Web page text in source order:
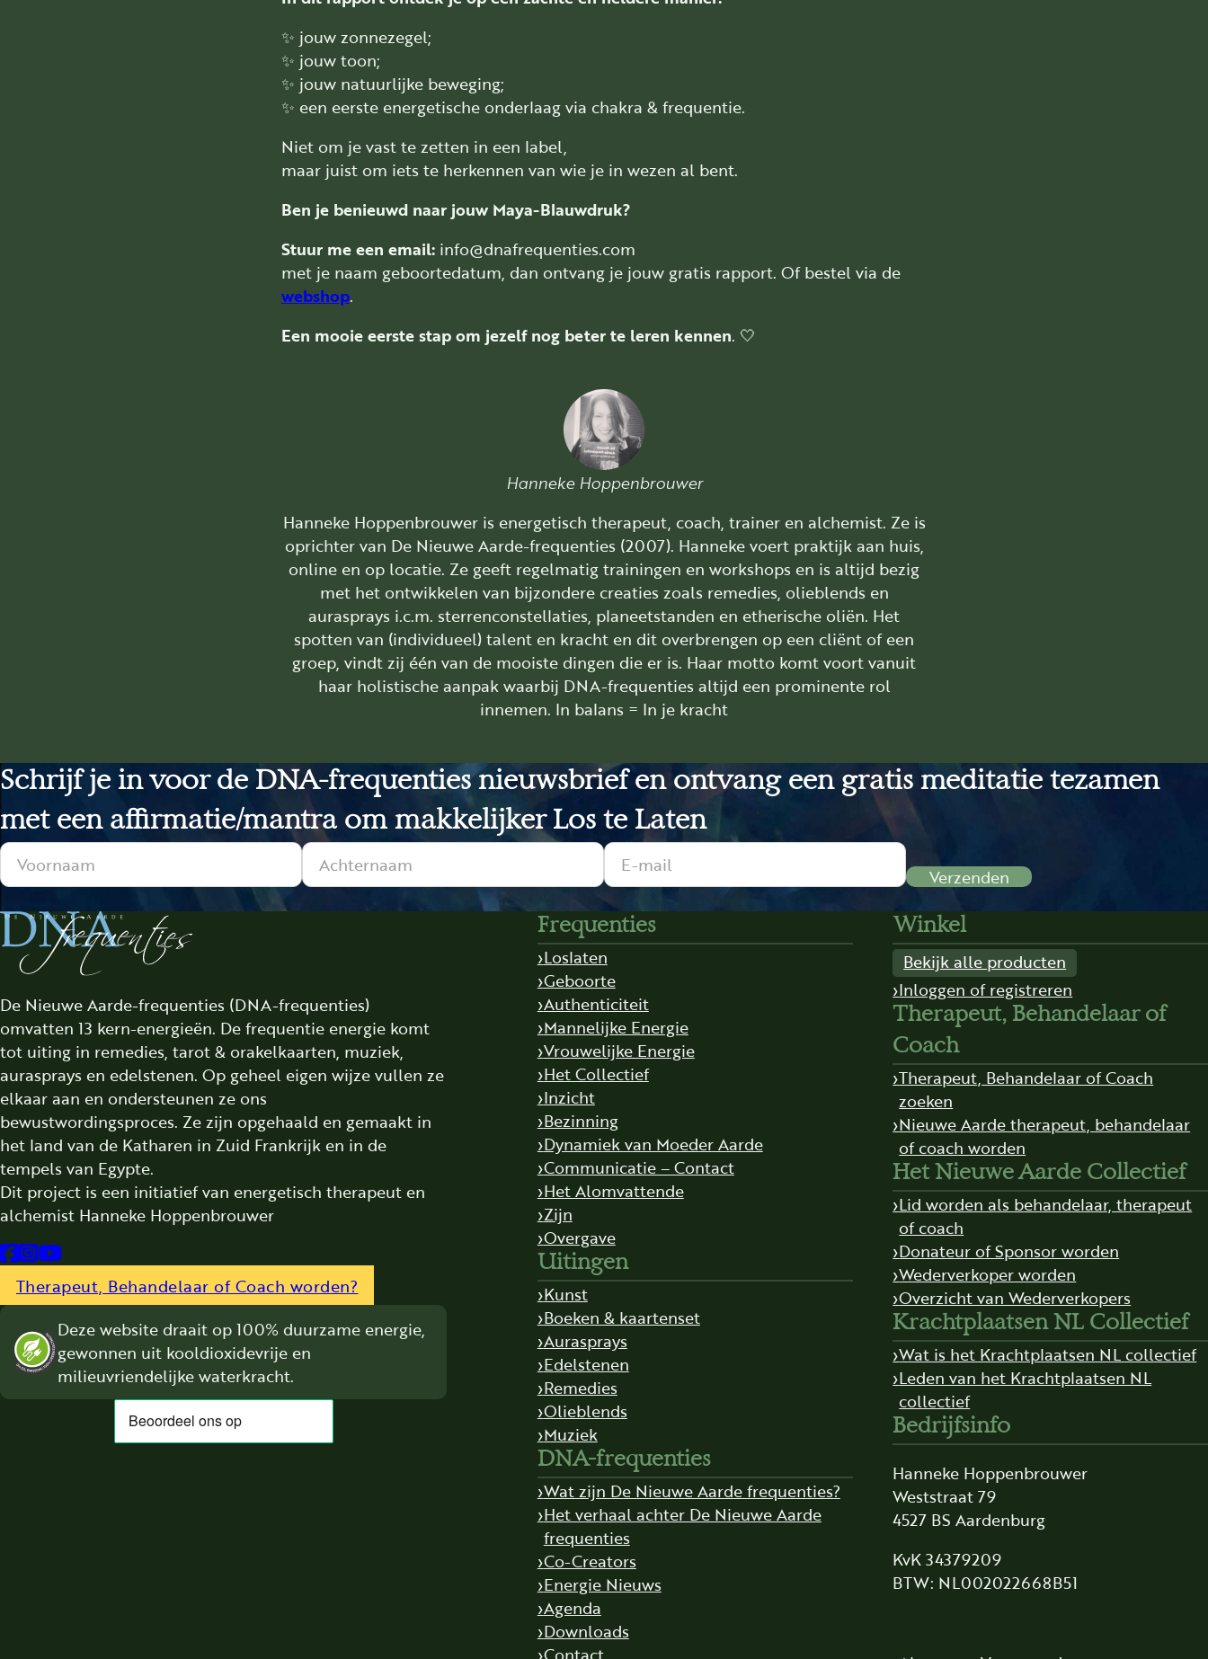
✨ jouw zonnezegel;
✨ jouw toon;
✨ jouw natuurlijke beweging;
✨ een eerste energetische onderlaag via chakra & frequentie.
Niet om je vast te zetten in een label,
maar juist om iets te herkennen van wie je in wezen al bent.
Ben je benieuwd naar jouw Maya-Blauwdruk?
Stuur me een email: info@dnafrequenties.com
met je naam geboortedatum, dan ontvang je jouw gratis rapport. Of bestel via de
webshop.
Een mooie eerste stap om jezelf nog beter te leren kennen. 🤍
Hanneke Hoppenbrouwer
Hanneke Hoppenbrouwer is energetisch therapeut, coach, trainer en alchemist. Ze is
oprichter van De Nieuwe Aarde-frequenties (2007). Hanneke voert praktijk aan huis,
online en op locatie. Ze geeft regelmatig trainingen en workshops en is altijd bezig
met het ontwikkelen van bijzondere creaties zoals remedies, olieblends en
aurasprays i.c.m. sterrenconstellaties, planeetstanden en etherische oliën. Het
spotten van (individueel) talent en kracht en dit overbrengen op een cliënt of een
groep, vindt zij één van de mooiste dingen die er is. Haar motto komt voort vanuit
haar holistische aanpak waarbij DNA-frequenties altijd een prominente rol
innemen. In balans = In je kracht
Schrijf je in voor de DNA-frequenties nieuwsbrief en ontvang een gratis meditatie tezamen
met een affirmatie/mantra om makkelijker Los te Laten
Sectie
Verzenden
De Nieuwe Aarde-frequenties (DNA-frequenties)
omvatten 13 kern-energieën. De frequentie energie komt
tot uiting in remedies, tarot & orakelkaarten, muziek,
aurasprays en edelstenen. Op geheel eigen wijze vullen ze
elkaar aan en ondersteunen ze ons
bewustwordingsproces. Ze zijn opgehaald en gemaakt in
het land van de Katharen in Zuid Frankrijk en in de
tempels van Egypte.
Dit project is een initiatief van energetisch therapeut en
alchemist Hanneke Hoppenbrouwer
Follow us on Facebook
Follow us on Instagram
Follow us on YouTube
Therapeut, Behandelaar of Coach worden?
Deze website draait op 100% duurzame energie,
gewonnen uit kooldioxidevrije en
milieuvriendelijke waterkracht.
Frequenties
Loslaten
Geboorte
Authenticiteit
Mannelijke Energie
Vrouwelijke Energie
Het Collectief
Inzicht
Bezinning
Dynamiek van Moeder Aarde
Communicatie – Contact
Het Alomvattende
Zijn
Overgave
Uitingen
Kunst
Boeken & kaartenset
Aurasprays
Edelstenen
Remedies
Olieblends
Muziek
DNA-frequenties
Wat zijn De Nieuwe Aarde frequenties?
Het verhaal achter De Nieuwe Aarde
frequenties
Co-Creators
Energie Nieuws
Agenda
Downloads
Contact
Winkel
Bekijk alle producten
Inloggen of registreren
Therapeut, Behandelaar of
Coach
Therapeut, Behandelaar of Coach
zoeken
Nieuwe Aarde therapeut, behandelaar
of coach worden
Het Nieuwe Aarde Collectief
Lid worden als behandelaar, therapeut
of coach
Donateur of Sponsor worden
Wederverkoper worden
Overzicht van Wederverkopers
Krachtplaatsen NL Collectief
Wat is het Krachtplaatsen NL collectief
Leden van het Krachtplaatsen NL
collectief
Bedrijfsinfo
Hanneke Hoppenbrouwer
Weststraat 79
4527 BS Aardenburg
KvK 34379209
BTW: NL002022668B51